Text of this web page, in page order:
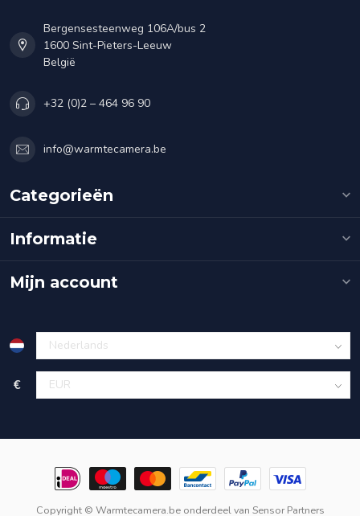
Bergensesteenweg 106A/bus 2
1600 Sint-Pieters-Leeuw
België
+32 (0)2 – 464 96 90
info@warmtecamera.be
Categorieën
Informatie
Mijn account
€
Copyright © Warmtecamera.be onderdeel van Sensor Partners